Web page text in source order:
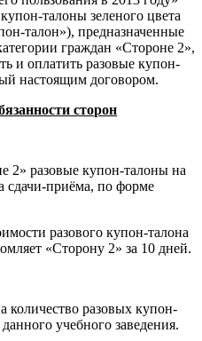
талоны зеленого цвета
талон»), предназначенные
граждан «Стороне 2»,
и оплатить разовые купон-
настоящим договором.
сторон
2» разовые купон-талоны на
сдачи-приёма, по форме
разового купон-талона
«Сторону 2» за 10 дней.
количество разовых купон-
учебного заведения.